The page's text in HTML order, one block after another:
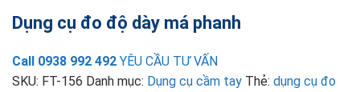
Dụng cụ đo độ dày má phanh
Call 0938 992 492 YÊU CẦU TƯ VẤN
SKU: FT-156 Danh mục: Dụng cụ cầm tay Thẻ: dụng cụ đo